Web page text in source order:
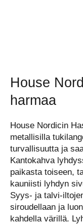
House
harmaa
House Nordicin
metallisilla
turvallisuutta ja
Kantokahva
paikasta toiseen,
kauniisti lyhdyn
Syys- ja talvi-
siroudellaan ja
kahdella värillä.